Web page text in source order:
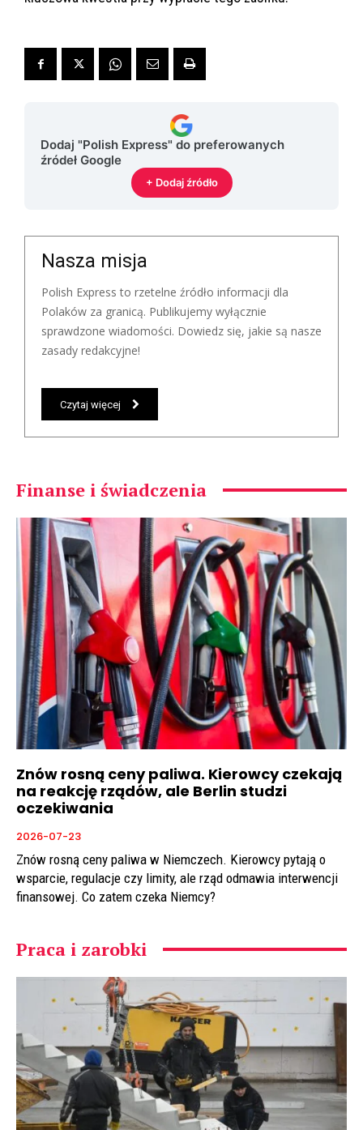
Dodaj "Polish Express" do preferowanych
źródeł Google
+ Dodaj źródło
Nasza misja
Polish Express to rzetelne źródło informacji dla
Polaków za granicą. Publikujemy wyłącznie
sprawdzone wiadomości. Dowiedz się, jakie są nasze
zasady redakcyjne!
Czytaj więcej
Finanse i świadczenia
Znów rosną ceny paliwa. Kierowcy czekają
na reakcję rządów, ale Berlin studzi
oczekiwania
2026-07-23
Znów rosną ceny paliwa w Niemczech. Kierowcy pytają o
wsparcie, regulacje czy limity, ale rząd odmawia interwencji
finansowej. Co zatem czeka Niemcy?
Praca i zarobki